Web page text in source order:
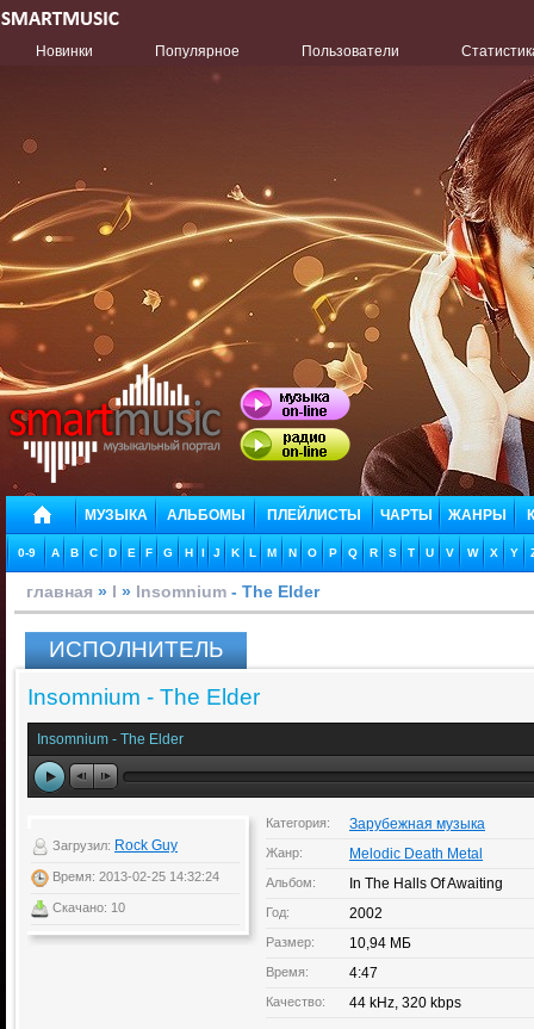
Новинки Популярное Пользователи
МУЗЫКА АЛЬБОМЫ ПЛЕЙЛИСТЫ ЧАРТЫ ЖАНРЫ
0-9 A B C D E F G H I J K L M N O P Q R S T U V W X Y
главная » I » Insomnium - The Elder
ИСПОЛНИТЕЛЬ
Insomnium - The Elder
Insomnium - The Elder
Загрузил: Rock Guy
Время: 2013-02-25 14:32:24
Скачано: 10
Категория: Зарубежная музыка
Жанр: Melodic Death Metal
Альбом: In The Halls Of Awaiting
Год: 2002
Размер: 10,94 МБ
Время: 4:47
Качество: 44 kHz, 320 kbps